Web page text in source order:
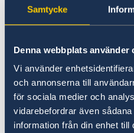
Samtycke
Denna webbplats använder
Vi använder
och annonserna till
för sociala medier och
vidarebefordrar även
information från din enhet till
eller om
passet är inlämnat till
provisoriskt pass vid
Port of Spain eller det i
provisoriska passet
Sverige alternativt
kort giltighetstid. Se
Hjälp till svenskar